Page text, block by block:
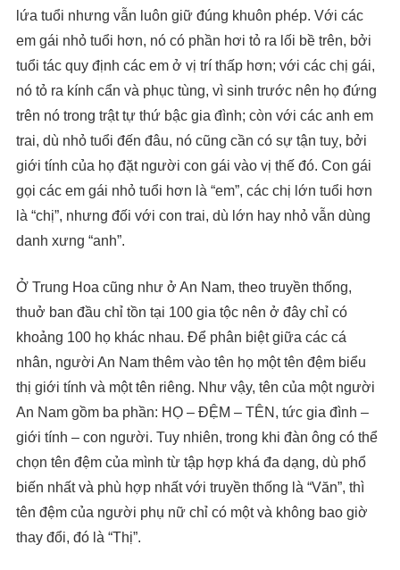
lứa tuổi nhưng vẫn luôn giữ đúng khuôn phép. Với các
em gái nhỏ tuổi hơn, nó có phần hơi tỏ ra lối bề trên, bởi
tuổi tác quy định các em ở vị trí thấp hơn; với các chị gái,
nó tỏ ra kính cẩn và phục tùng, vì sinh trước nên họ đứng
trên nó trong trật tự thứ bậc gia đình; còn với các anh em
trai, dù nhỏ tuổi đến đâu, nó cũng cần có sự tận tuỵ, bởi
giới tính của họ đặt người con gái vào vị thế đó. Con gái
gọi các em gái nhỏ tuổi hơn là “em”, các chị lớn tuổi hơn
là “chị”, nhưng đối với con trai, dù lớn hay nhỏ vẫn dùng
danh xưng “anh”.
Ở Trung Hoa cũng như ở An Nam, theo truyền thống,
thuở ban đầu chỉ tồn tại 100 gia tộc nên ở đây chỉ có
khoảng 100 họ khác nhau. Để phân biệt giữa các cá
nhân, người An Nam thêm vào tên họ một tên đệm biểu
thị giới tính và một tên riêng. Như vậy, tên của một người
An Nam gồm ba phần: HỌ – ĐỆM – TÊN, tức gia đình –
giới tính – con người. Tuy nhiên, trong khi đàn ông có thể
chọn tên đệm của mình từ tập hợp khá đa dạng, dù phổ
biến nhất và phù hợp nhất với truyền thống là “Văn”, thì
tên đệm của người phụ nữ chỉ có một và không bao giờ
thay đổi, đó là “Thị”.